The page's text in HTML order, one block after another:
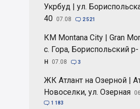
Укрбуд | ул.
40 07.08  2 521
КМ Montana City | Gran
с. Гора, Бориспольский р-
н 07.08  3
ЖК Атлант на Озерной |
Новоселки, ул. Озерная
 1 183